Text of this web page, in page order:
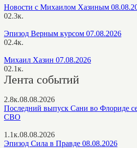
Новости с Михаилом Хазиным
02.3к.
Эпизод Верным курсом 07.08.2026
02.4к.
Михаил Хазин 07.08.2026
02.1к.
Лента событий
2.8к.08.08.2026
Последний выпуск Сани во Флориде
СВО
1.1к.08.08.2026
Эпизод Сила в Правде 08.08.2026